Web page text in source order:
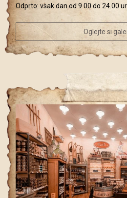
Odprto: vsak dan od 9.00 do 24.00
Oglejte si